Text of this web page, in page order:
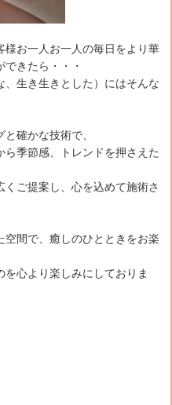
様お一人お一人の毎日をより華
きたら・・・
、生き生きとした）にはそんな
確かな技術で、
ら季節感、トレンドを押さえた
くご提案し、心を込めて施術さ
空間で、癒しのひとときをお楽
を心より楽しみにしておりま